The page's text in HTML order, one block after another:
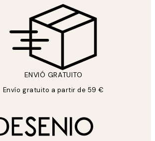
ENVIÓ GRATUITO
Envío gratuito a partir de 59 €